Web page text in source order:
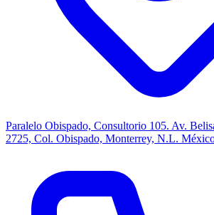
Paralelo Obispado, Consultorio 105. Av.
2725, Col. Obispado, Monterrey, N.L.